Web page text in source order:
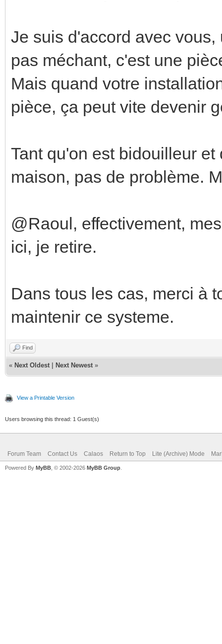
Je suis d'accord avec
pas méchant, c'est une
Mais quand votre
pièce, ça peut vite devenir
Tant qu'on est bidouilleur
maison, pas de problème.
@Raoul, effectivement,
ici, je retire.
Dans tous les cas, merci à
maintenir ce systeme.
Find
« Next Oldest Next Newest »
View a Printable Version
Users browsing this thread: 1 Guest(s)
Forum Team Contact Us Calaos Return to Top Lite (Archive) Mode
Powered By MyBB , © 2002-2026 MyBB Group